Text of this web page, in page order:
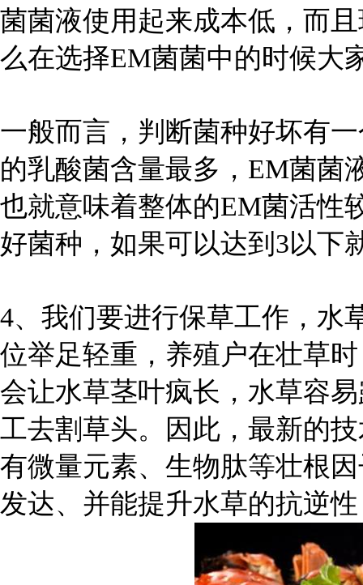
菌菌液使用起来成本低，而
么在选择EM菌菌中的时候大
一般而言，判断菌种好坏有
的乳酸菌含量最多，EM菌菌
也就意味着整体的EM菌活性
好菌种，如果可以达到3以下
4、我们要进行保草工作，水
位举足轻重，养殖户在壮草
会让水草茎叶疯长，水草容
工去割草头。因此，最新的
有微量元素、生物肽等壮根
发达、并能提升水草的抗逆